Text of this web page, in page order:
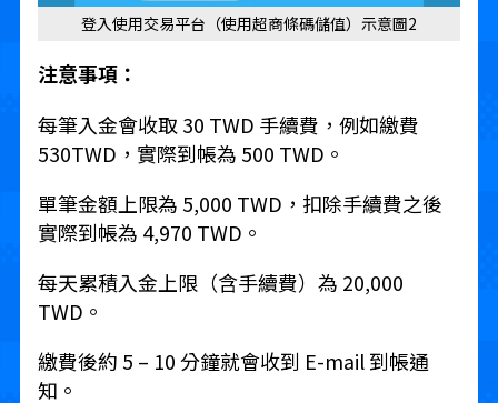
登入使用交易平台（使用超商條碼儲值）示意圖2
注意事項：
每筆入金會收取 30 TWD 手續費，例如繳費
530TWD，實際到帳為 500 TWD。
單筆金額上限為 5,000 TWD，扣除手續費之後
實際到帳為 4,970 TWD。
每天累積入金上限（含手續費）為 20,000
TWD。
繳費後約 5 – 10 分鐘就會收到 E-mail 到帳通
知。